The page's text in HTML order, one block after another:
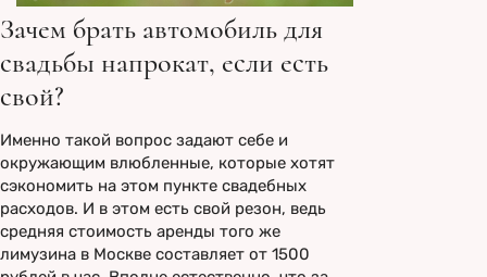
Зачем брать автомобиль для
свадьбы напрокат, если есть
свой?
Именно такой вопрос задают себе и
окружающим влюбленные, которые хотят
сэкономить на этом пункте свадебных
расходов. И в этом есть свой резон, ведь
средняя стоимость аренды того же
лимузина в Москве составляет от 1500